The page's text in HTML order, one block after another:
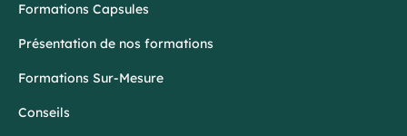
Formations Capsules
Présentation de nos formations
Formations Sur-Mesure
Conseils